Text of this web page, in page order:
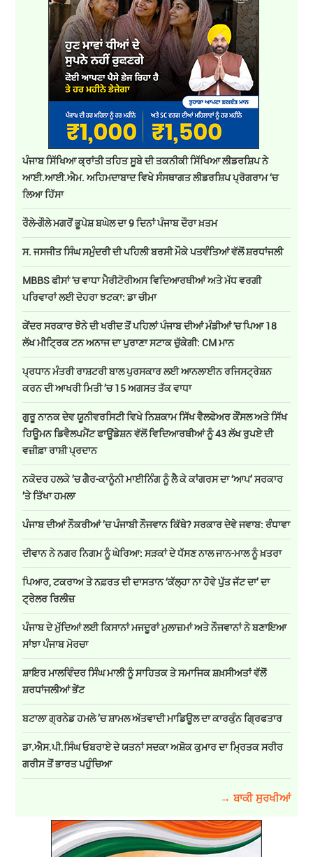
ਪੰਜਾਬ ਸਿੱਖਿਆ ਕ੍ਰਾਂਤੀ ਤਹਿਤ ਸੂਬੇ ਦੀ ਤਕਨੀਕੀ ਸਿੱਖਿਆ ਲੀਡਰਸ਼ਿਪ ਨੇ
ਆਈ.ਆਈ.ਐਮ. ਅਹਿਮਦਾਬਾਦ ਵਿਖੇ ਸੰਸਥਾਗਤ ਲੀਡਰਸ਼ਿਪ ਪ੍ਰੋਗਰਾਮ ‘ਚ
ਲਿਆ ਹਿੱਸਾ
ਰੌਲੇ-ਗੌਲੇ ਮਗਰੋਂ ਭੂਪੇਸ਼ ਬਘੇਲ ਦਾ 9 ਦਿਨਾਂ ਪੰਜਾਬ ਦੌਰਾ ਖ਼ਤਮ
ਸ. ਜਸਜੀਤ ਸਿੰਘ ਸਮੁੰਦਰੀ ਦੀ ਪਹਿਲੀ ਬਰਸੀ ਮੌਕੇ ਪਤਵੰਤਿਆਂ ਵੱਲੋਂ ਸ਼ਰਧਾਂਜਲੀ
MBBS ਫੀਸਾਂ 'ਚ ਵਾਧਾ ਮੈਰੀਟੋਰੀਅਸ ਵਿਦਿਆਰਥੀਆਂ ਅਤੇ ਮੱਧ ਵਰਗੀ
ਪਰਿਵਾਰਾਂ ਲਈ ਦੋਹਰਾ ਝਟਕਾ: ਡਾ ਚੀਮਾ
ਕੇਂਦਰ ਸਰਕਾਰ ਝੋਨੇ ਦੀ ਖਰੀਦ ਤੋਂ ਪਹਿਲਾਂ ਪੰਜਾਬ ਦੀਆਂ ਮੰਡੀਆਂ 'ਚ ਪਿਆ 18
ਲੱਖ ਮੀਟ੍ਰਿਕ ਟਨ ਅਨਾਜ ਦਾ ਪੁਰਾਣਾ ਸਟਾਕ ਚੁੱਕੇਗੀ: CM ਮਾਨ
ਪ੍ਰਧਾਨ ਮੰਤਰੀ ਰਾਸ਼ਟਰੀ ਬਾਲ ਪੁਰਸਕਾਰ ਲਈ ਆਨਲਾਈਨ ਰਜਿਸਟ੍ਰੇਸ਼ਨ
ਕਰਨ ਦੀ ਆਖਰੀ ਮਿਤੀ ’ਚ 15 ਅਗਸਤ ਤੱਕ ਵਾਧਾ
ਗੁਰੂ ਨਾਨਕ ਦੇਵ ਯੂਨੀਵਰਸਿਟੀ ਵਿਖੇ ਨਿਸ਼ਕਾਮ ਸਿੱਖ ਵੈਲਫੇਅਰ ਕੌਂਸਲ ਅਤੇ ਸਿੱਖ
ਹਿਊਮਨ ਡਿਵੈਲਪਮੈਂਟ ਫਾਊਂਡੇਸ਼ਨ ਵੱਲੋਂ ਵਿਦਿਆਰਥੀਆਂ ਨੂੰ 43 ਲੱਖ ਰੁਪਏ ਦੀ
ਵਜ਼ੀਫ਼ਾ ਰਾਸ਼ੀ ਪ੍ਰਦਾਨ
ਨਕੋਦਰ ਹਲਕੇ ’ਚ ਗੈਰ-ਕਾਨੂੰਨੀ ਮਾਈਨਿੰਗ ਨੂੰ ਲੈ ਕੇ ਕਾਂਗਰਸ ਦਾ ‘ਆਪ’ ਸਰਕਾਰ
’ਤੇ ਤਿੱਖਾ ਹਮਲਾ
ਪੰਜਾਬ ਦੀਆਂ ਨੌਕਰੀਆਂ ’ਚ ਪੰਜਾਬੀ ਨੌਜਵਾਨ ਕਿੱਥੇ? ਸਰਕਾਰ ਦੇਵੇ ਜਵਾਬ: ਰੰਧਾਵਾ
ਦੀਵਾਨ ਨੇ ਨਗਰ ਨਿਗਮ ਨੂੰ ਘੇਰਿਆ: ਸੜਕਾਂ ਦੇ ਧੱਸਣ ਨਾਲ ਜਾਨ-ਮਾਲ ਨੂੰ ਖ਼ਤਰਾ
ਪਿਆਰ, ਟਕਰਾਅ ਤੇ ਨਫ਼ਰਤ ਦੀ ਦਾਸਤਾਨ ‘ਕੱਲ੍ਹਾ ਨਾ ਹੋਵੇ ਪੁੱਤ ਜੱਟ ਦਾ’ ਦਾ
ਟ੍ਰੇਲਰ ਰਿਲੀਜ਼
ਪੰਜਾਬ ਦੇ ਮੁੱਦਿਆਂ ਲਈ ਕਿਸਾਨਾਂ ਮਜਦੂਰਾਂ ਮੁਲਾਜ਼ਮਾਂ ਅਤੇ ਨੌਜਵਾਨਾਂ ਨੇ ਬਣਾਇਆ
ਸਾਂਝਾ ਪੰਜਾਬ ਮੋਰਚਾ
ਸ਼ਾਇਰ ਮਾਲਵਿੰਦਰ ਸਿੰਘ ਮਾਲੀ ਨੂੰ ਸਾਹਿਤਕ ਤੇ ਸਮਾਜਿਕ ਸ਼ਖ਼ਸੀਅਤਾਂ ਵੱਲੋਂ
ਸ਼ਰਧਾਂਜਲੀਆਂ ਭੇਂਟ
ਬਟਾਲਾ ਗ੍ਰਨੇਡ ਹਮਲੇ ’ਚ ਸ਼ਾਮਲ ਅੱਤਵਾਦੀ ਮਾਡਿਊਲ ਦਾ ਕਾਰਕੁੰਨ ਗ੍ਰਿਫਤਾਰ
ਡਾ.ਐਸ.ਪੀ.ਸਿੰਘ ਓਬਰਾਏ ਦੇ ਯਤਨਾਂ ਸਦਕਾ ਅਸ਼ੋਕ ਕੁਮਾਰ ਦਾ ਮ੍ਰਿਤਕ ਸਰੀਰ
ਗਰੀਸ ਤੋਂ ਭਾਰਤ ਪਹੁੰਚਿਆ
→ ਬਾਕੀ ਸੁਰਖੀਆਂ